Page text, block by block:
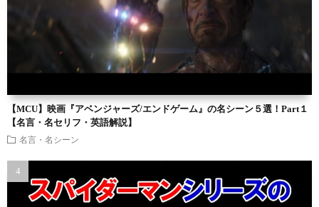
【MCU】映画『アベンジャーズ/エンドゲーム』の名シーン５選！Part１
【名言・名セリフ・英語解説】
名言・名シーン